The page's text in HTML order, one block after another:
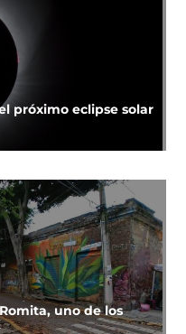
próximo eclipse solar
uno de los